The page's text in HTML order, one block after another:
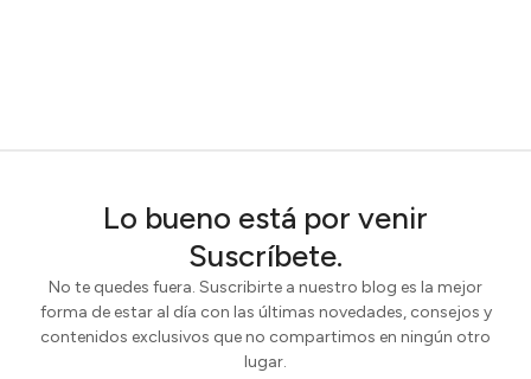
Lo bueno está por venir
Suscríbete.
No te quedes fuera. Suscribirte a nuestro blog es la mejor
forma de estar al día con las últimas novedades, consejos y
contenidos exclusivos que no compartimos en ningún otro
lugar.